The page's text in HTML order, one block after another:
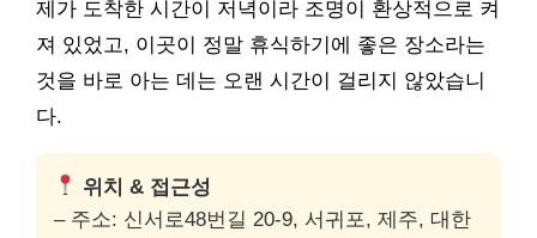
제가 도착한 시간이 저녁이라 조명이 환상적으로 켜
져 있었고, 이곳이 정말 휴식하기에 좋은 장소라는
것을 바로 아는 데는 오랜 시간이 걸리지 않았습니
다.
위치 & 접근성
– 주소: 신서로48번길 20-9, 서귀포, 제주, 대한